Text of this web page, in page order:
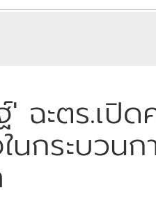
ฉะตร.เปิ
นกระบวน